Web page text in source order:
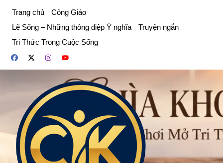
phần
dung
Trang chủ
Công Giáo
Lẽ Sống – Những thông điệp Ý nghĩa
Truyện ngắn
Tri Thức Trong Cuộc Sống